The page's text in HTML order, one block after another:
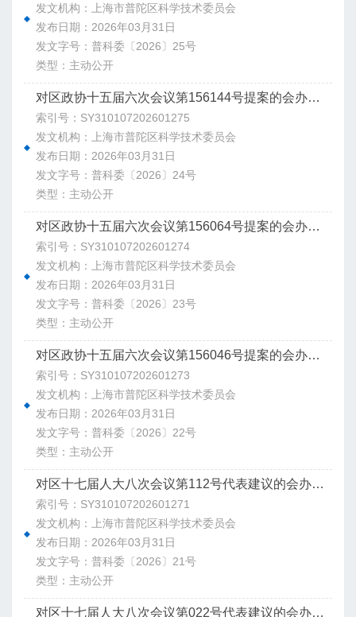
发文机构：上海市普陀区科学技术委员会
发布日期：2026年03月31日
发文字号：普科委〔2026〕25号
类型：主动公开
对区政协十五届六次会议第156144号提案的会办意见
索引号：SY310107202601275
发文机构：上海市普陀区科学技术委员会
发布日期：2026年03月31日
发文字号：普科委〔2026〕24号
类型：主动公开
对区政协十五届六次会议第156064号提案的会办意见
索引号：SY310107202601274
发文机构：上海市普陀区科学技术委员会
发布日期：2026年03月31日
发文字号：普科委〔2026〕23号
类型：主动公开
对区政协十五届六次会议第156046号提案的会办意见
索引号：SY310107202601273
发文机构：上海市普陀区科学技术委员会
发布日期：2026年03月31日
发文字号：普科委〔2026〕22号
类型：主动公开
对区十七届人大八次会议第112号代表建议的会办意见
索引号：SY310107202601271
发文机构：上海市普陀区科学技术委员会
发布日期：2026年03月31日
发文字号：普科委〔2026〕21号
类型：主动公开
对区十七届人大八次会议第022号代表建议的会办意见